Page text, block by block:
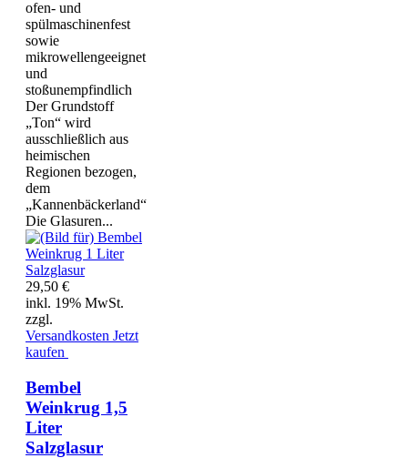
ofen- und
spülmaschinenfest
sowie
mikrowellengeeignet
und
stoßunempfindlich
Der Grundstoff
„Ton“ wird
ausschließlich aus
heimischen
Regionen bezogen,
dem
„Kannenbäckerland“
Die Glasuren...
29,50 €
inkl. 19% MwSt.
zzgl.
Versandkosten Jetzt
kaufen
Bembel
Weinkrug 1,5
Liter
Salzglasur